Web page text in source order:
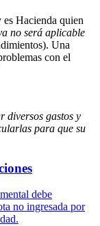
es Hacienda quien
no será aplicable
Una
con el
diversos gastos y
para que su
debe
no ingresada por